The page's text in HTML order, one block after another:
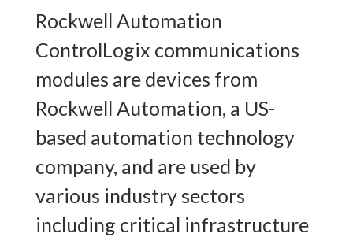
Rockwell Automation
ControlLogix communications
modules are devices from
Rockwell Automation, a US-
based automation technology
company, and are used by
various industry sectors
including critical infrastructure